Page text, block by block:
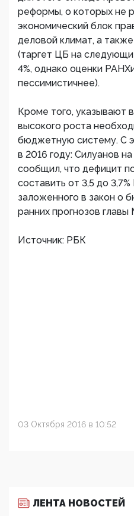
реформы, о которых не
экономический блок
деловой климат, а
(таргет ЦБ на
4%, однако оценки
пессимистичнее).
Кроме того, указывают
высокого роста
бюджетную систему. С
в 2016 году: Силуанов
сообщил, что дефицит
составить от 3,5 до
заложенного в закон о
ранних прогнозов главы
Источник: РБК
03 Октября 2016 в 10:52
ЛЕНТА НОВОСТЕЙ